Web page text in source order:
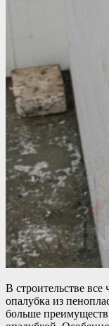
В строительстве все
опалубка из
больше